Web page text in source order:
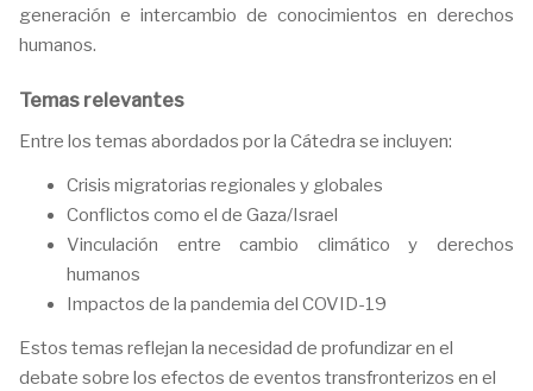
generación e intercambio de conocimientos en derechos
humanos.
Temas relevantes
Entre los temas abordados por la Cátedra se incluyen:
Crisis migratorias regionales y globales
Conflictos como el de Gaza/Israel
Vinculación entre cambio climático y derechos
humanos
Impactos de la pandemia del COVID-19
Estos temas reflejan la necesidad de profundizar en el
debate sobre los efectos de eventos transfronterizos en el